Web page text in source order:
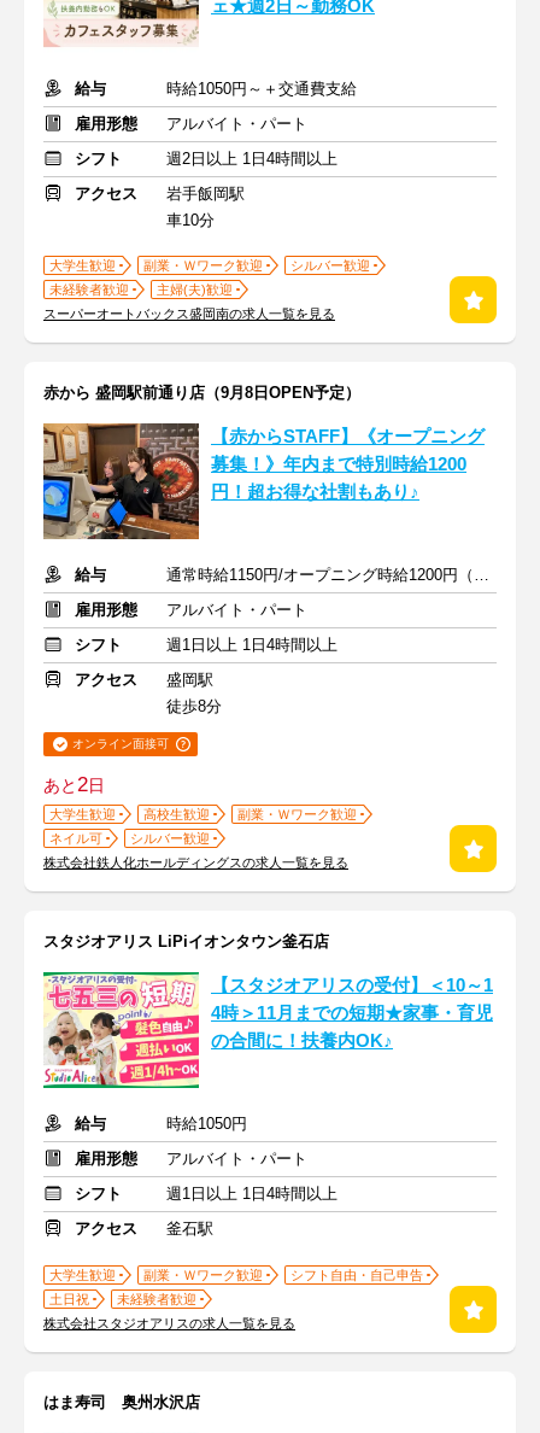
ェ★週2日～勤務OK
給与
時給1050円～＋交通費支給
雇用形態
アルバイト・パート
シフト
週2日以上 1日4時間以上
アクセス
岩手飯岡駅
車10分
大学生歓迎 副業・Ｗワーク歓迎
シルバー歓迎
未経験者歓迎
主婦(夫)歓迎
スーパーオートバックス盛岡南の求人一覧を見る
赤から 盛岡駅前通り店（9月8日OPEN予定）
【赤からSTAFF】《オープニング
募集！》年内まで特別時給1200
円！超お得な社割もあり♪
給与
通常時給1150円/オープニング時給1200円（2026年12月31日まで）
雇用形態
アルバイト・パート
シフト
週1日以上 1日4時間以上
アクセス
盛岡駅
徒歩8分
オンライン面接可
あと2日
大学生歓迎 高校生歓迎
副業・Ｗワーク歓迎
ネイル可
シルバー歓迎
株式会社鉄人化ホールディングスの求人一覧を見る
スタジオアリス LiPiイオンタウン釜石店
【スタジオアリスの受付】＜10～1
4時＞11月までの短期★家事・育児
の合間に！扶養内OK♪
給与
時給1050円
雇用形態
アルバイト・パート
シフト
週1日以上 1日4時間以上
アクセス
釜石駅
大学生歓迎 副業・Ｗワーク歓迎
シフト自由・自己申告
土日祝
未経験者歓迎
株式会社スタジオアリスの求人一覧を見る
はま寿司 奥州水沢店